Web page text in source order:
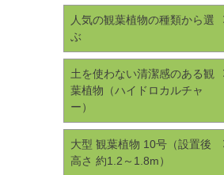
人気の観葉植物の種類から選
ぶ
土を使わない清潔感のある観
葉植物（ハイドロカルチャ
ー）
大型 観葉植物 10号（設置後
高さ 約1.2～1.8m）